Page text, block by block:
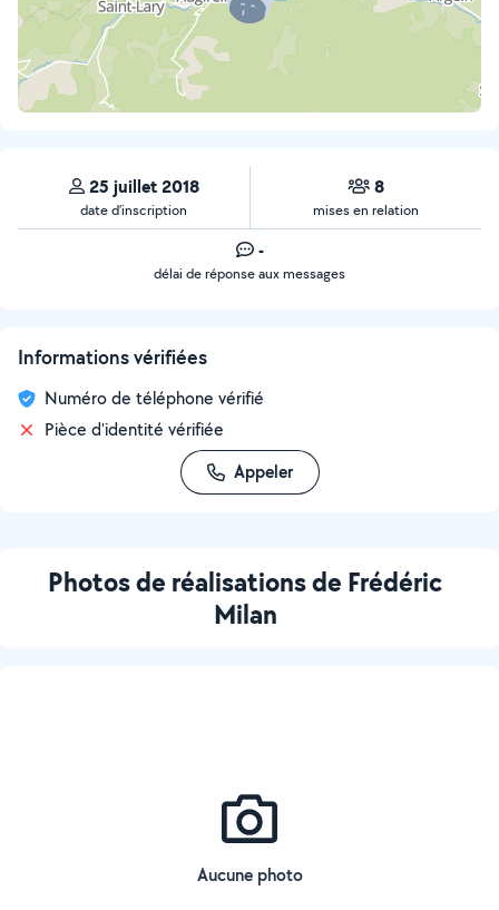
25 juillet 2018
date d’inscription
8
mises en relation
-
délai de réponse aux messages
Informations vérifiées
Numéro de téléphone vérifié
Pièce d'identité vérifiée
Appeler
Photos de réalisations de Frédéric
Milan
Aucune photo